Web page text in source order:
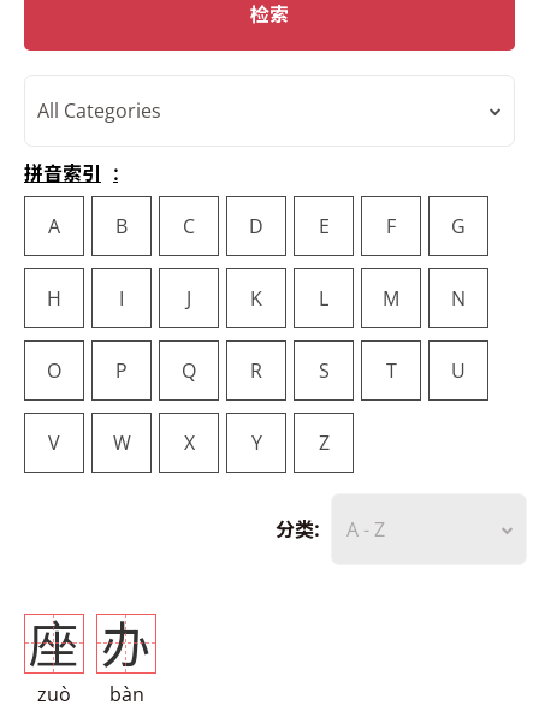
检索
All Categories
拼音索引
A
B C D E F G
H I J K L M N
O P Q R S T U
V W X Y Z
分类: A - Z
座
zuò
办
bàn